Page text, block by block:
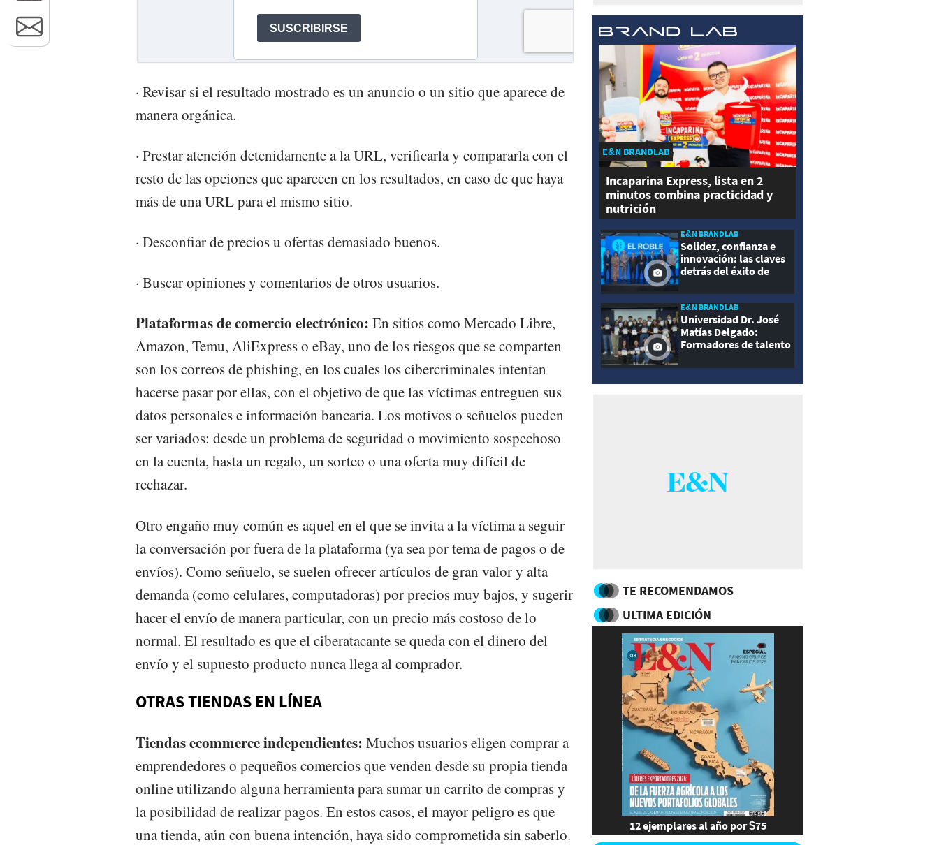
· Revisar si el resultado mostrado es un anuncio o un sitio que aparece de
manera orgánica.
· Prestar atención detenidamente a la URL, verificarla y compararla con el
resto de las opciones que aparecen en los resultados, en caso de que haya
más de una URL para el mismo sitio.
· Desconfiar de precios u ofertas demasiado buenos.
· Buscar opiniones y comentarios de otros usuarios.
Plataformas de comercio electrónico: En sitios como Mercado Libre,
Amazon, Temu, AliExpress o eBay, uno de los riesgos que se comparten
son los correos de phishing, en los cuales los cibercriminales intentan
hacerse pasar por ellas, con el objetivo de que las víctimas entreguen sus
datos personales e información bancaria. Los motivos o señuelos pueden
ser variados: desde un problema de seguridad o movimiento sospechoso
en la cuenta, hasta un regalo, un sorteo o una oferta muy difícil de
rechazar.
Otro engaño muy común es aquel en el que se invita a la víctima a seguir
la conversación por fuera de la plataforma (ya sea por tema de pagos o de
envíos). Como señuelo, se suelen ofrecer artículos de gran valor y alta
demanda (como celulares, computadoras) por precios muy bajos, y sugerir
hacer el envío de manera particular, con un precio más costoso de lo
normal. El resultado es que el ciberatacante se queda con el dinero del
envío y el supuesto producto nunca llega al comprador.
OTRAS TIENDAS EN LÍNEA
Tiendas ecommerce independientes: Muchos usuarios eligen comprar a
emprendedores o pequeños comercios que venden desde su propia tienda
online utilizando alguna herramienta para sumar un carrito de compras y
la posibilidad de realizar pagos. En estos casos, el mayor peligro es que
una tienda, aún con buena intención, haya sido comprometida sin saberlo.
E&N BRANDLAB
Incaparina Express, lista en 2
minutos combina practicidad y
nutrición
E&N BRANDLAB
Solidez, confianza e
innovación: las claves
detrás del éxito de
E&N BRANDLAB
Universidad Dr. José
Matías Delgado:
Formadores de talento
TE RECOMENDAMOS
ULTIMA EDICIÓN
12 ejemplares al año por $75